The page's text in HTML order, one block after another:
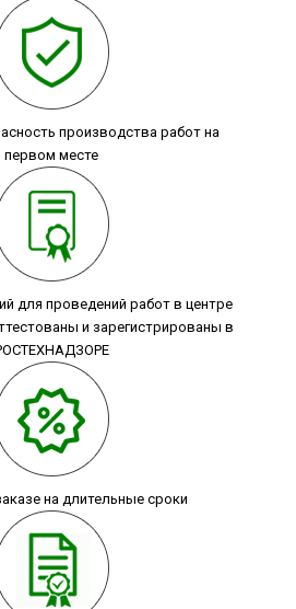
производства работ на
первом месте
для проведений работ в центре
и зарегистрированы в
на длительные сроки